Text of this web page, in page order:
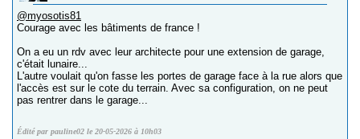
@myosotis81
Courage avec les bâtiments de france !
On a eu un rdv avec leur architecte pour une extension de garage,
c'était lunaire...
L'autre voulait qu'on fasse les portes de garage face à la rue alors que
l'accès est sur le cote du terrain. Avec sa configuration, on ne peut
pas rentrer dans le garage...
Édité par pauline02 le 20-05-2026 à 10h03